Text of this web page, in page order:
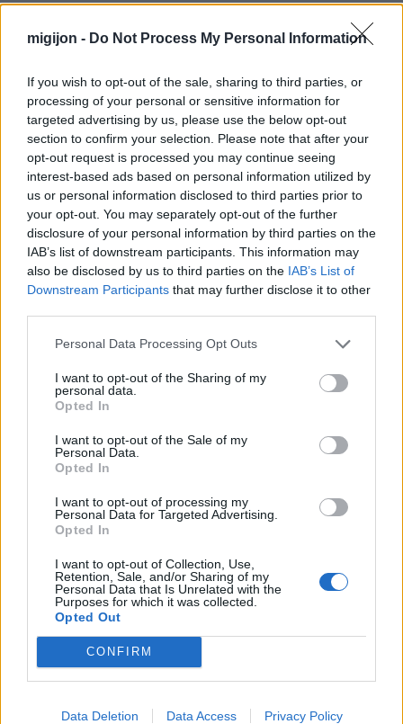
migijon - Do Not Process My Personal Information
If you wish to opt-out of the sale, sharing to third parties, or
processing of your personal or sensitive information for
targeted advertising by us, please use the below opt-out
section to confirm your selection. Please note that after your
opt-out request is processed you may continue seeing
interest-based ads based on personal information utilized by
us or personal information disclosed to third parties prior to
your opt-out. You may separately opt-out of the further
disclosure of your personal information by third parties on the
IAB’s list of downstream participants. This information may
also be disclosed by us to third parties on the IAB’s List of
Downstream Participants that may further disclose it to other
Personal Data Processing Opt Outs
I want to opt-out of the Sharing of my
personal data.
Opted In
I want to opt-out of the Sale of my
Personal Data.
Opted In
I want to opt-out of processing my
Personal Data for Targeted Advertising.
Opted In
I want to opt-out of Collection, Use,
Retention, Sale, and/or Sharing of my
Personal Data that Is Unrelated with the
Purposes for which it was collected.
Opted Out
CONFIRM
Data Deletion Data Access Privacy Policy
interesada.